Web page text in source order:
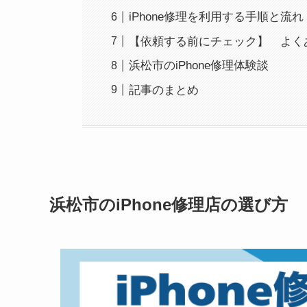
iPhone修理を利用する手順と流れ
【依頼する前にチェック】 よく
浜松市のiPhone修理体験談
記事のまとめ
浜松市のiPhone修理店の選び方